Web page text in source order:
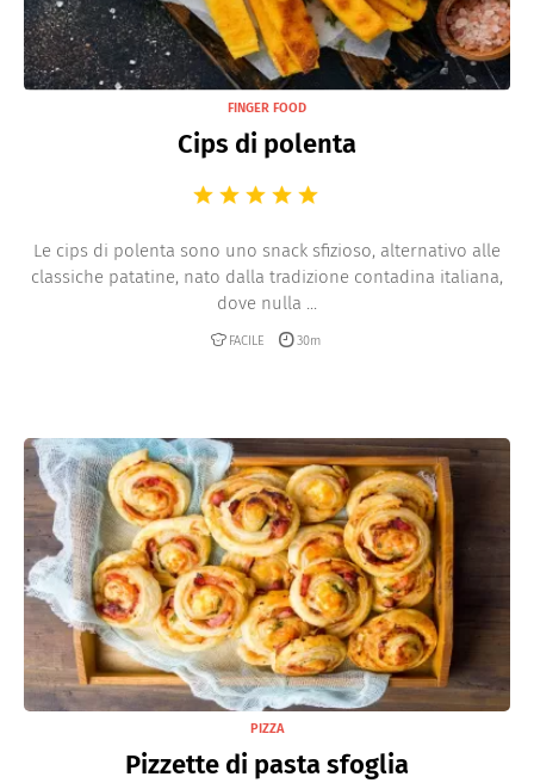
FINGER FOOD
Cips di polenta
Le cips di polenta sono uno snack sfizioso, alternativo alle
classiche patatine, nato dalla tradizione contadina italiana,
dove nulla ...
FACILE 30m
PIZZA
Pizzette di pasta sfoglia